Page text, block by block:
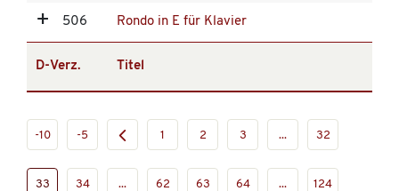
506 Rondo in E für Klavier
D-Verz. Titel
-10 -5 1 2 3 ... 32
33 34 ... 62 63 64 ... 124